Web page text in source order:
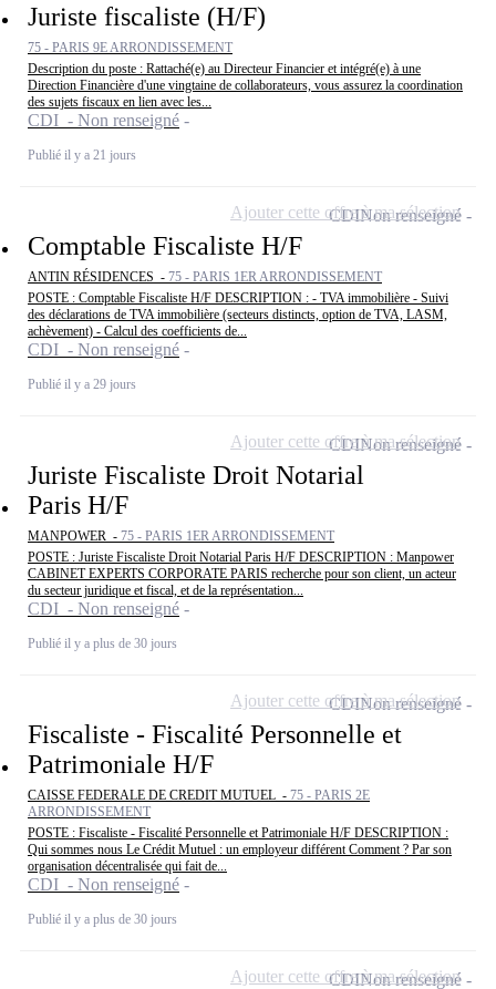
Juriste fiscaliste (H/F)
75 - PARIS 9E ARRONDISSEMENT
Description du poste : Rattaché(e) au Directeur Financier et intégré(e) à une
Direction Financière d'une vingtaine de collaborateurs, vous assurez la coordination
des sujets fiscaux en lien avec les...
CDI - Non renseigné
Publié il y a 21 jours
Comptable Fiscaliste H/F
ANTIN RÉSIDENCES - 75 - PARIS 1ER ARRONDISSEMENT
POSTE : Comptable Fiscaliste H/F DESCRIPTION : - TVA immobilière - Suivi
des déclarations de TVA immobilière (secteurs distincts, option de TVA, LASM,
achèvement) - Calcul des coefficients de...
CDI - Non renseigné
Publié il y a 29 jours
CDINon renseigné
Ajouter cette offre à ma sélection
Juriste Fiscaliste Droit Notarial
Paris H/F
MANPOWER - 75 - PARIS 1ER ARRONDISSEMENT
POSTE : Juriste Fiscaliste Droit Notarial Paris H/F DESCRIPTION : Manpower
CABINET EXPERTS CORPORATE PARIS recherche pour son client, un acteur
du secteur juridique et fiscal, et de la représentation...
CDI - Non renseigné
Publié il y a plus de 30 jours
CDINon renseigné
Ajouter cette offre à ma sélection
Fiscaliste - Fiscalité Personnelle et
Patrimoniale H/F
CAISSE FEDERALE DE CREDIT MUTUEL - 75 - PARIS 2E
ARRONDISSEMENT
POSTE : Fiscaliste - Fiscalité Personnelle et Patrimoniale H/F DESCRIPTION :
Qui sommes nous Le Crédit Mutuel : un employeur différent Comment ? Par son
organisation décentralisée qui fait de...
CDI - Non renseigné
Publié il y a plus de 30 jours
CDINon renseigné
Ajouter cette offre à ma sélection
CDINon renseigné
Ajouter cette offre à ma sélection